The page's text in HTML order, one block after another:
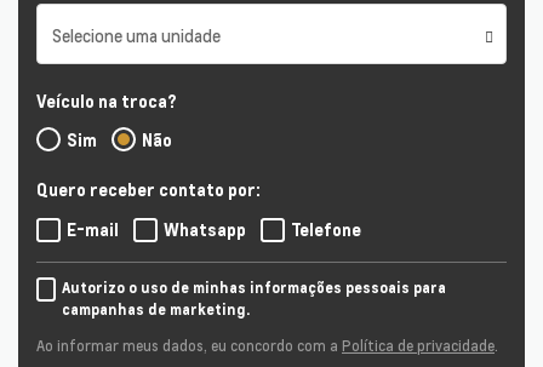
Selecione uma unidade
Veículo na troca?
Sim
Não
Quero receber contato por:
E-mail
Whatsapp Telefone
Autorizo o uso de minhas informações pessoais para
campanhas de marketing.
Ao informar meus dados, eu concordo com a Política de privacidade.